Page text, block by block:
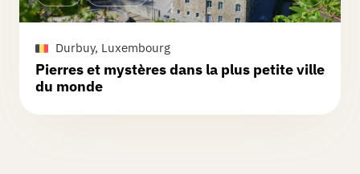
Durbuy, Luxembourg
Pierres et mystères dans la plus petite ville
du monde